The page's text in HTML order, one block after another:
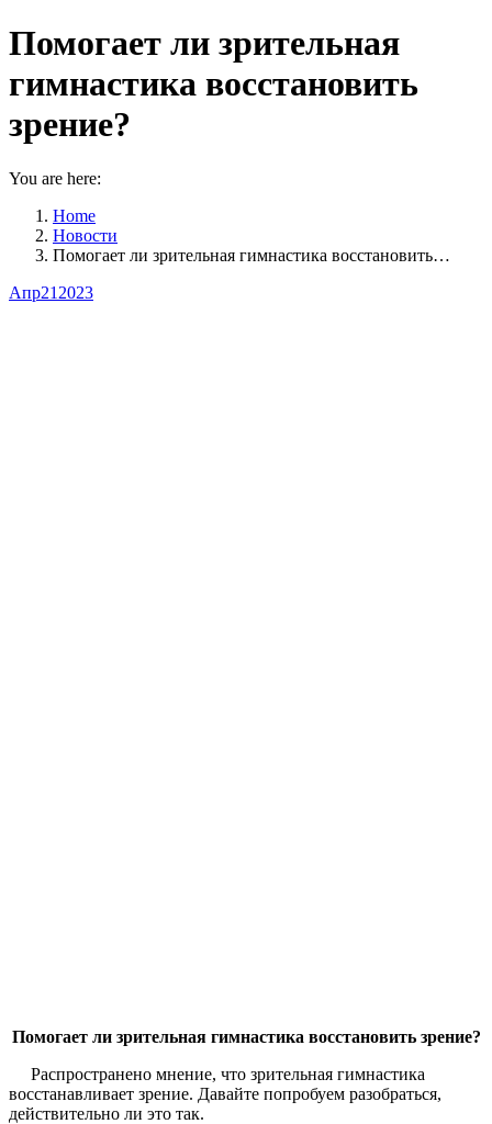
Помогает ли зрительная
гимнастика восстановить
зрение?
You are here:
Home
Новости
Помогает ли зрительная гимнастика восстановить…
Апр21 2023
Помогает ли зрительная гимнастика восстановить зрение?
Распространено мнение, что зрительная гимнастика
восстанавливает зрение. Давайте попробуем разобраться,
действительно ли это так.